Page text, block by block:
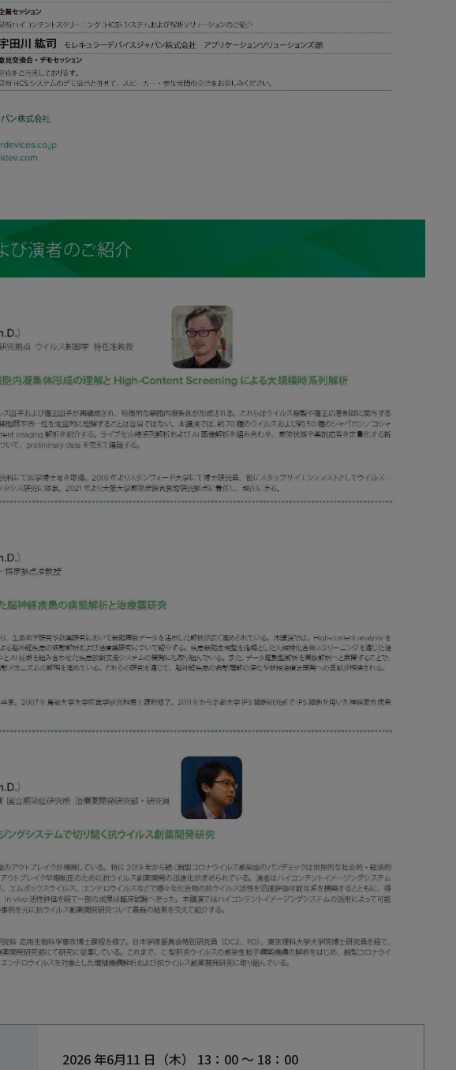
2026 年6月11 日（木） 13：00 ～ 18：00